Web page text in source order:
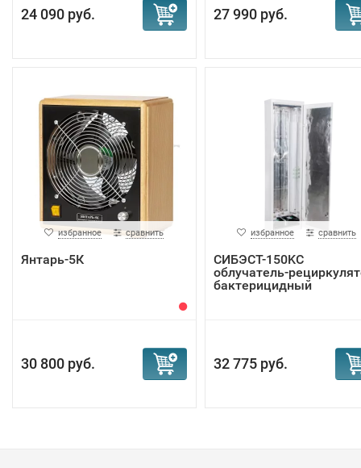
24 090 руб. 27 990 руб.
избранное сравнить
Янтарь-5К
30 800 руб.
избранное сравнить
СИБЭСТ-150KC
облучатель-
бактерицидный
32 775 руб.